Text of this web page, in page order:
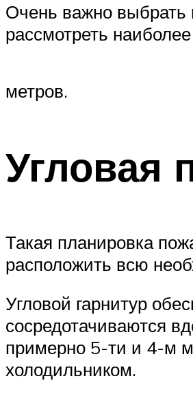
Очень важно выбрать
рассмотреть
метров.
Угловая
Такая планировка
расположить всю
Угловой гарнитур
сосредотачиваются
примерно 5-ти и 4-м
холодильником.